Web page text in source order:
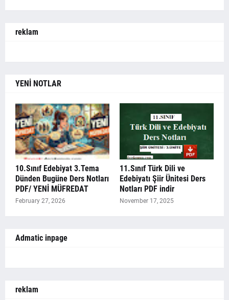
reklam
YENİ NOTLAR
10.Sınıf Edebiyat 3.Tema
Dünden Bugüne Ders Notları
PDF/ YENİ MÜFREDAT
February 27, 2026
11.Sınıf Türk Dili ve
Edebiyatı Şiir Ünitesi Ders
Notları PDF indir
November 17, 2025
Admatic inpage
reklam